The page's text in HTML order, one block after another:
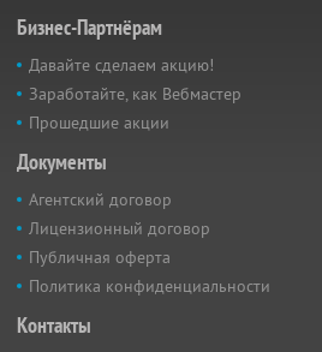
Бизнес-Партнёрам
Давайте сделаем акцию!
Заработайте, как Вебмастер
Прошедшие акции
Документы
Агентский договор
Лицензионный договор
Публичная оферта
Политика конфиденциальности
Контакты